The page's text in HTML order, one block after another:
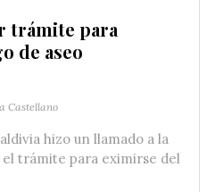
trámite para
de aseo
Castellano
hizo un llamado a la
trámite para eximirse del